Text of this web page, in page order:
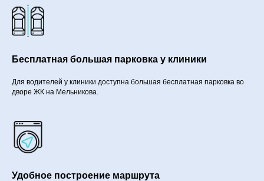
Бесплатная большая парковка у клиники
Для водителей у клиники доступна большая бесплатная парковка во
дворе ЖК на Мельникова.
Удобное построение маршрута